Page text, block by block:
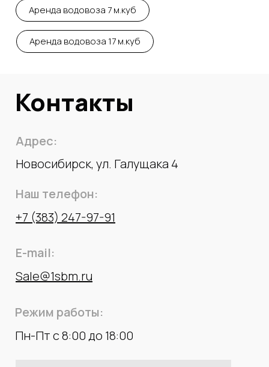
Аренда водовоза 7 м.куб
Аренда водовоза 17 м.куб
Пн-Пт с 8:00 до 18:00
Sale@1sbm.ru
+7 (383) 247-97-91
Новосибирск, ул. Галущака 4
Режим работы:
E-mail:
Наш телефон:
Адрес:
Контакты